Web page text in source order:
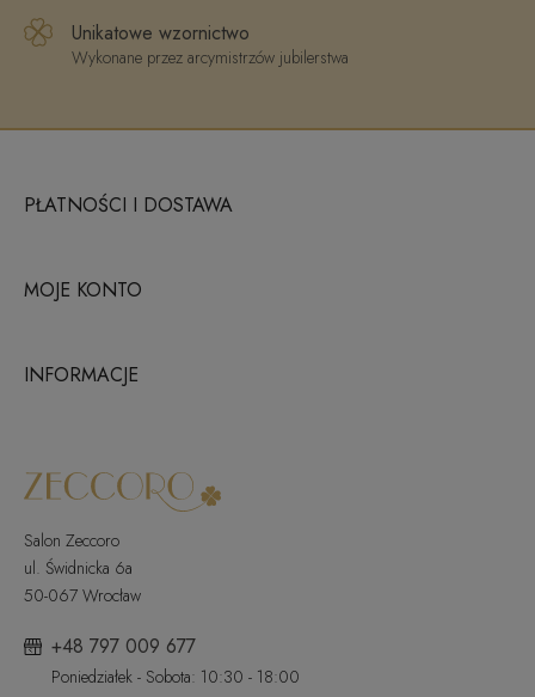
Unikatowe wzornictwo
Wykonane przez arcymistrzów jubilerstwa
PŁATNOŚCI I DOSTAWA
MOJE KONTO
INFORMACJE
Salon Zeccoro
ul. Świdnicka 6a
50-067 Wrocław
+48 797 009 677
Poniedziałek - Sobota: 10:30 - 18:00